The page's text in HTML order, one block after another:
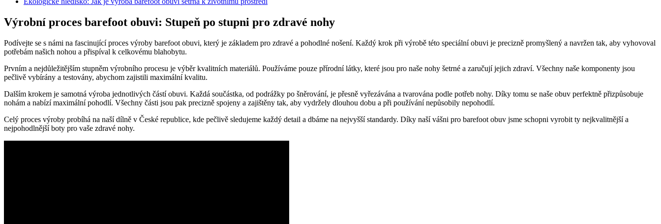
Výrobní proces barefoot obuvi: Stupeň po stupni pro zdravé nohy
Podívejte se s námi na fascinující proces výroby barefoot obuvi, který je základem pro zdravé a pohodlné nošení. Každý krok při výrobě této speciální obuvi je precizně promyšlený a navržen tak, aby vyhovoval
potřebám našich nohou a přispíval k celkovému blahobytu.
Prvním a nejdůležitějším stupněm výrobního procesu je výběr kvalitních materiálů. Používáme pouze přírodní látky, které jsou pro naše nohy šetrné a zaručují jejich zdraví. Všechny naše komponenty jsou
pečlivě vybírány a testovány, abychom zajistili maximální kvalitu.
Dalším krokem je samotná výroba jednotlivých částí obuvi. Každá součástka, od podrážky po šněrování, je přesně vyřezávána a tvarována podle potřeb nohy. Díky tomu se naše obuv perfektně přizpůsobuje
nohám a nabízí maximální pohodlí. Všechny části jsou pak precizně spojeny a zajištěny tak, aby vydržely dlouhou dobu a při používání nepůsobily nepohodlí.
Celý proces výroby probíhá na naší dílně v České republice, kde pečlivě sledujeme každý detail a dbáme na nejvyšší standardy. Díky naší vášni pro barefoot obuv jsme schopni vyrobit ty nejkvalitnější a
nejpohodlnější boty pro vaše zdravé nohy.